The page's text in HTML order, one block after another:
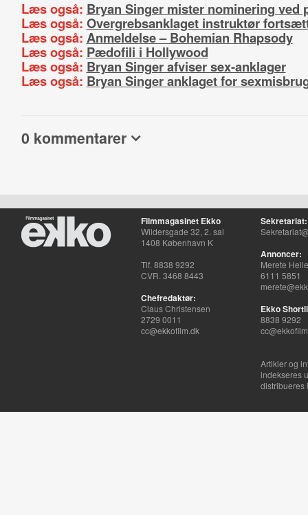
Læs også: Bryan Singer mister nominering ved
Læs også: Overgrebsanklaget instruktør
Læs også: Anmeldelse – Bohemian Rhapsody
Læs også: Pædofili i Hollywood
Læs også: Bryan Singer afviser sex-anklager
Læs også: Bryan Singer anklaget for
0 kommentarer
Filmmagasinet Ekko
Wildersgade 32, 2. sal
1408 København K
Tlf. 8838 9292
CVR. 3468 8443
Chefredaktør:
Claus Christensen
2729 0011
cc@ekkofilm.dk
Sekretariat:
Annoncer:
Merete
6111 5851
Ekko
8838 9292
Artikler og
indekseres
distribueres